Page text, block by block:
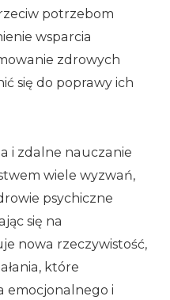
potrzebom
wsparcia
zdrowych
się do poprawy ich
i zdalne nauczanie
wiele wyzwań,
psychiczne
się na
nowa rzeczywistość,
które
emocjonalnego i